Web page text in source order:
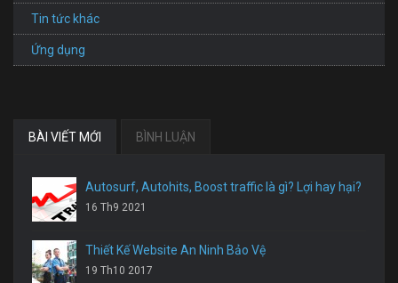
Tin tức khác
Ứng dụng
BÀI VIẾT MỚI BÌNH LUẬN
Autosurf, Autohits, Boost traffic là gì? Lợi hay hại?
16 Th9 2021
Thiết Kế Website An Ninh Bảo Vệ
19 Th10 2017